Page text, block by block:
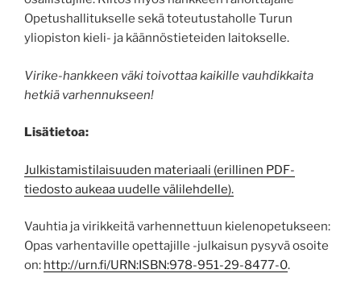
Opetushallitukselle sekä toteutustaholle Turun
yliopiston kieli- ja käännöstieteiden laitokselle.
Virike-hankkeen väki toivottaa kaikille vauhdikkaita
hetkiä varhennukseen!
Lisätietoa:
Julkistamistilaisuuden materiaali (erillinen PDF-
tiedosto aukeaa uudelle välilehdelle).
Vauhtia ja virikkeitä varhennettuun kielenopetukseen:
Opas varhentaville opettajille -julkaisun pysyvä osoite
on: http://urn.fi/URN:ISBN:978-951-29-8477-0.